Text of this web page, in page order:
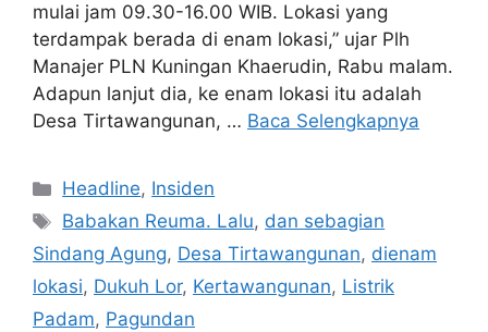
mulai jam 09.30-16.00 WIB. Lokasi yang
terdampak berada di enam lokasi,” ujar Plh
Manajer PLN Kuningan Khaerudin, Rabu malam.
Adapun lanjut dia, ke enam lokasi itu adalah
Desa Tirtawangunan, … Baca Selengkapnya
Kategori
Headline, Insiden
Tag
Babakan Reuma. Lalu, dan sebagian
Sindang Agung, Desa Tirtawangunan, dienam
lokasi, Dukuh Lor, Kertawangunan, Listrik
Padam, Pagundan